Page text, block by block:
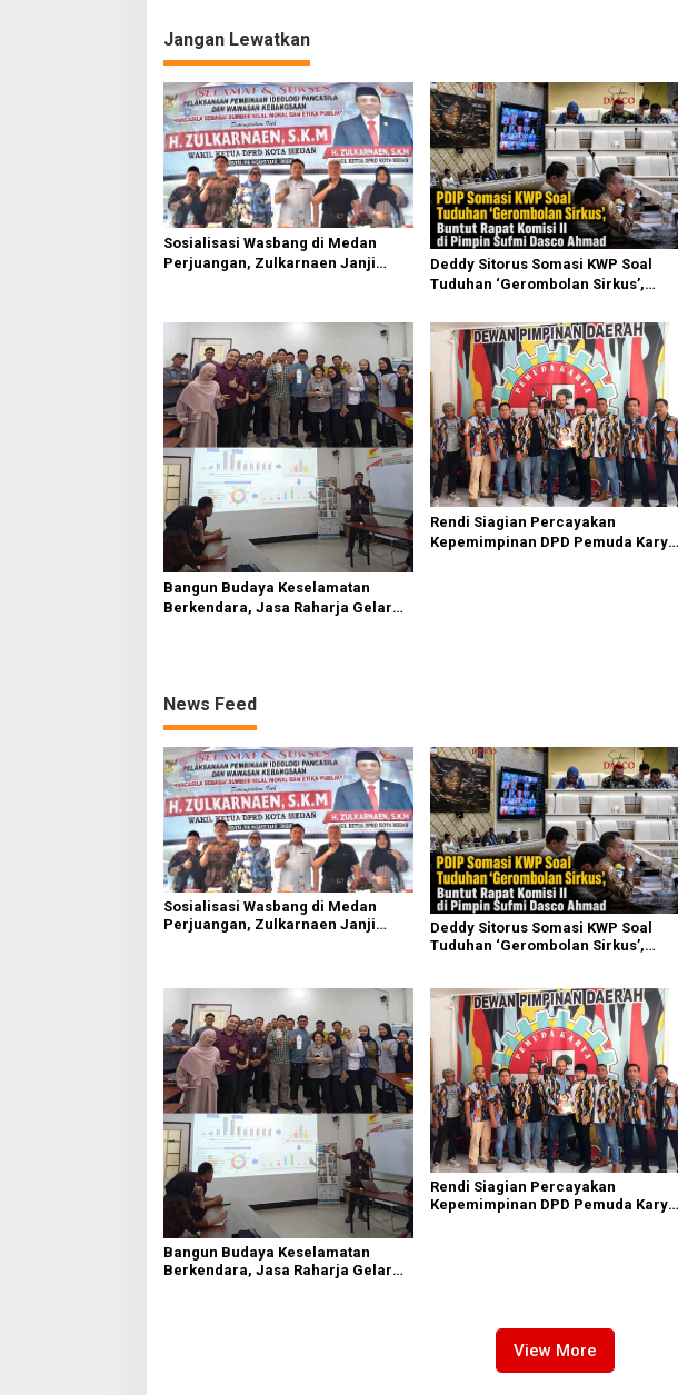
Jangan Lewatkan
Sosialisasi Wasbang di Medan
Perjuangan, Zulkarnaen Janji
Deddy Sitorus Somasi KWP Soal
Tuduhan ‘Gerombolan Sirkus’,
Sufmi Dasco Ahmad
Bangun Budaya Keselamatan
Berkendara, Jasa Raharja Gelar
Rendi Siagian Percayakan
Kepemimpinan DPD Pemuda Karya
News Feed
Sosialisasi Wasbang di Medan
Perjuangan, Zulkarnaen Janji
Deddy Sitorus Somasi KWP Soal
Tuduhan ‘Gerombolan Sirkus’,
Bangun Budaya Keselamatan
Berkendara, Jasa Raharja Gelar
Rendi Siagian Percayakan
Kepemimpinan DPD Pemuda Karya
View More